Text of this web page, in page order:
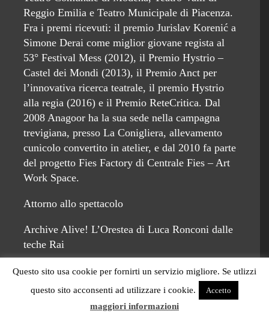
Reggio Emilia e Teatro Municipale di Piacenza.
Fra i premi ricevuti: il premio Jurislav Korenić a
Simone Derai come miglior giovane regista al
53° Festival Mess (2012), il Premio Hystrio –
Castel dei Mondi (2013), il Premio Anct per
l’innovativa ricerca teatrale, il premio Hystrio
alla regia (2016) e il Premio ReteCritica. Dal
2008 Anagoor ha la sua sede nella campagna
trevigiana, presso La Conigliera, allevamento
cunicolo convertito in atelier, e dal 2010 fa parte
del progetto Fies Factory di Centrale Fies – Art
Work Space.
Attorno allo spettacolo
Archive Alive! L’Orestea di Luca Ronconi dalle
teche Rai
Lunedì 25 marzo, ore 17.30, Mediateca Rai (via
Verdi 31, Torino). Per il ciclo Archive Alive! in
occasione dello spettacolo Anagoor. Orestea la
Questo sito usa cookie per fornirti un servizio migliore. Se utlizzi
questo sito acconsenti ad utilizzare i cookie.
Accetto
maggiori informazioni